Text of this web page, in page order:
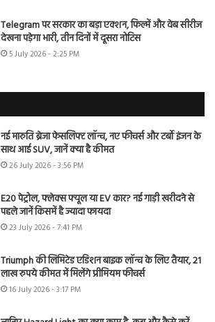
Telegram पर सरकार का बड़ा एक्शन, फिल्में और वेब सीरीज
देखना पड़ेगा भारी, तीन दिनों में दूसरा नोटिस
5 July 2026 - 2:25 PM
नई मारुति ब्रेजा फेसलिफ्ट लॉन्च, नए फीचर्स और टर्बो इंजन के
साथ आई SUV, जानें क्या है कीमत
26 July 2026 - 3:56 PM
E20 पेट्रोल, फ्लेक्स फ्यूल या EV कार? नई गाड़ी खरीदने से
पहले जानें किसमें है ज्यादा फायदा
23 July 2026 - 7:41 PM
Triumph की लिमिटेड एडिशन बाइक लॉन्च के लिए तैयार, 21
लाख रुपये कीमत में मिलेंगे प्रीमियम फीचर्स
16 July 2026 - 3:17 PM